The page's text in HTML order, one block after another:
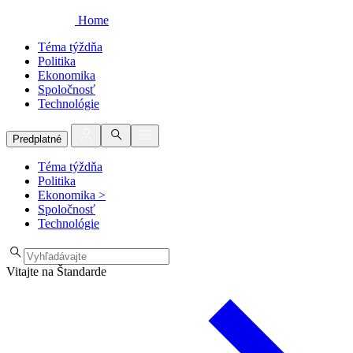
Home
Téma týždňa
Politika
Ekonomika
Spoločnosť
Technológie
Predplatné
Téma týždňa
Politika
Ekonomika >
Spoločnosť
Technológie
Vitajte na Štandarde